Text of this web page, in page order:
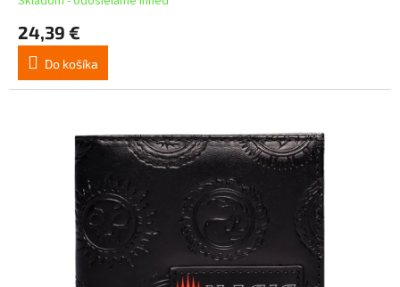
24,39 €
Do košíka